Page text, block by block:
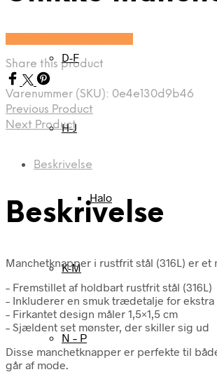
D-F
H-J
Halo
K-M
N – P
Share this product
Varenummer (SKU): 0e4e130d9b46
Previous Product
Next Product
Beskrivelse
Beskrivelse
Manchetknapper i rustfrit stål (316L) er
– Fremstillet af holdbart rustfrit stål (316L)
– Inkluderer en smuk trædetalje for ekstra
– Firkantet design måler 1,5×1,5 cm
– Sjældent set mønster, der skiller sig ud
Disse manchetknapper er perfekte til
går af mode.